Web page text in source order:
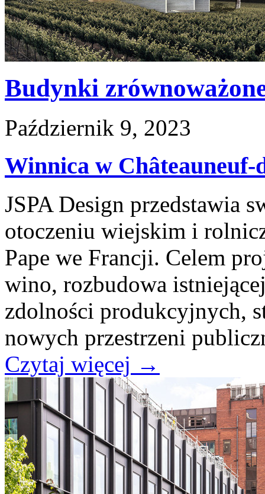
Budynki
Październik 9, 2023
Winnica w Châteauneuf-
JSPA Design przedstawia
otoczeniu wiejskim i
Pape we Francji. Celem
wino, rozbudowa
zdolności produkcyjnych,
nowych przestrzeni
Czytaj więcej →